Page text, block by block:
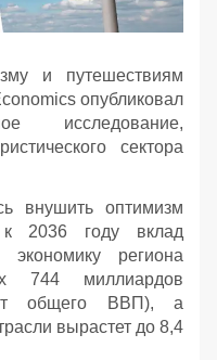
и путешествиям
опубликовал
исследование,
сектора
внушить оптимизм
к 2036 году вклад
региона
744 миллиардов
общего ВВП), а
вырастет до 8,4